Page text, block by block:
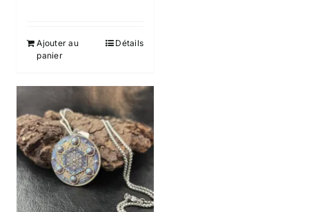
Ajouter au
panier
Détails